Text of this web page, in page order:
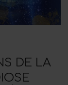
DE LA